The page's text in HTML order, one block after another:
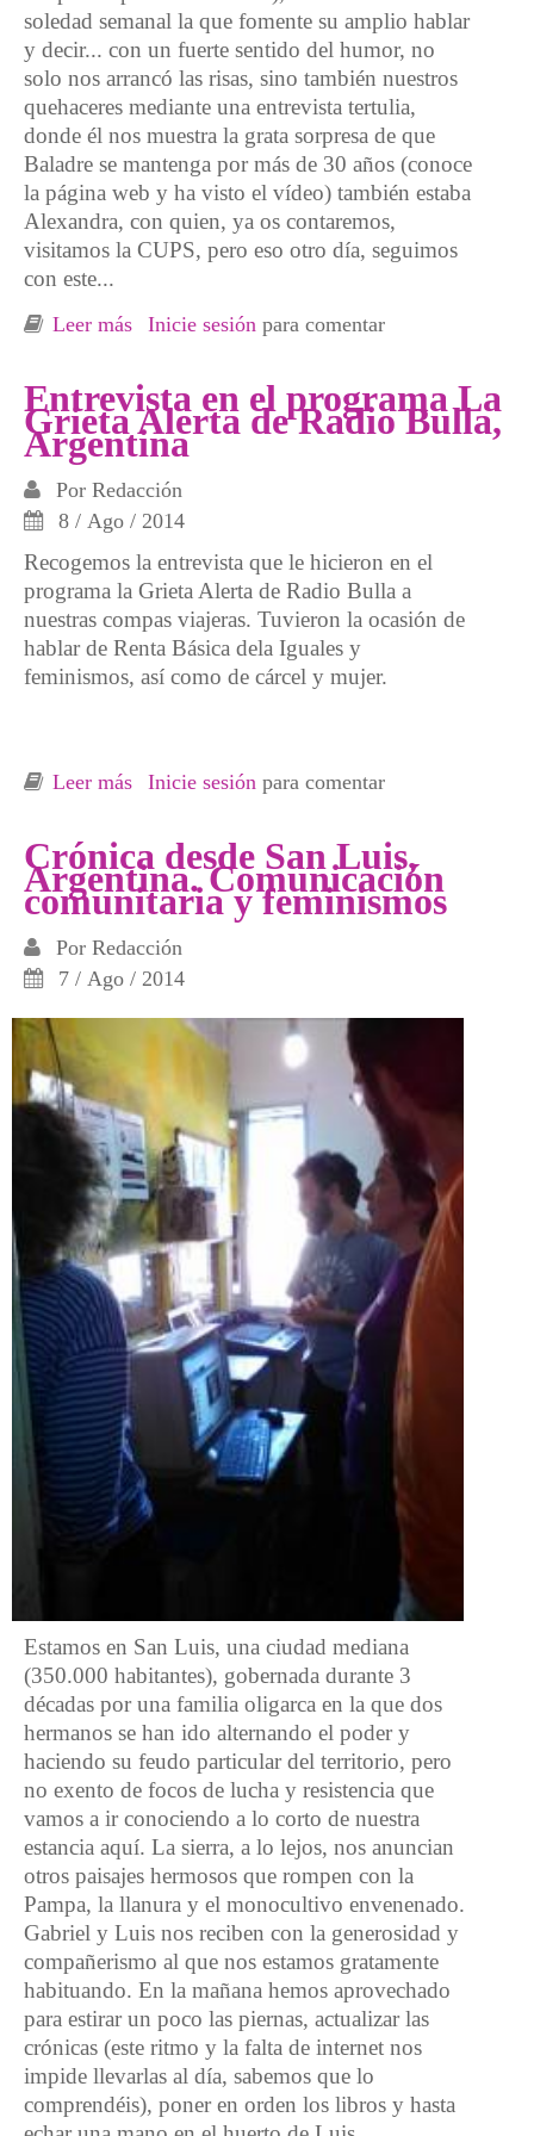
soledad semanal la que fomente su amplio hablar
y decir... con un fuerte sentido del humor, no
solo nos arrancó las risas, sino también nuestros
quehaceres mediante una entrevista tertulia,
donde él nos muestra la grata sorpresa de que
Baladre se mantenga por más de 30 años (conoce
la página web y ha visto el vídeo) también estaba
Alexandra, con quien, ya os contaremos,
visitamos la CUPS, pero eso otro día, seguimos
con este...
Leer más sobre Días de radio y juegos. Nueva crónica
Inicie sesión para comentar
Entrevista en el programa La
Grieta Alerta de Radio Bulla,
Argentina
Por Redacción
8 / Ago / 2014
Recogemos la entrevista que le hicieron en el
programa la Grieta Alerta de Radio Bulla a
nuestras compas viajeras. Tuvieron la ocasión de
hablar de Renta Básica dela Iguales y
feminismos, así como de cárcel y mujer.
Leer más sobre Entrevista en el programa La Grieta
Inicie sesión para comentar
Crónica desde San Luis,
Argentina. Comunicación
comunitaria y feminismos
Por Redacción
7 / Ago / 2014
Estamos en San Luis, una ciudad mediana
(350.000 habitantes), gobernada durante 3
décadas por una familia oligarca en la que dos
hermanos se han ido alternando el poder y
haciendo su feudo particular del territorio, pero
no exento de focos de lucha y resistencia que
vamos a ir conociendo a lo corto de nuestra
estancia aquí. La sierra, a lo lejos, nos anuncian
otros paisajes hermosos que rompen con la
Pampa, la llanura y el monocultivo envenenado.
Gabriel y Luis nos reciben con la generosidad y
compañerismo al que nos estamos gratamente
habituando. En la mañana hemos aprovechado
para estirar un poco las piernas, actualizar las
crónicas (este ritmo y la falta de internet nos
impide llevarlas al día, sabemos que lo
comprendéis), poner en orden los libros y hasta